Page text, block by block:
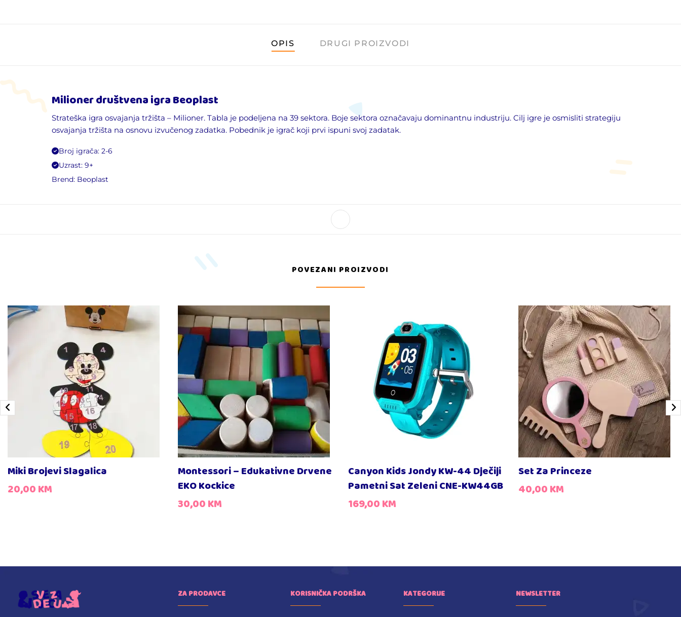
OPIS DRUGI PROIZVODI
Milionerdruštvena igraBeoplast
Strateška igra osvajanja tržišta – Milioner. Tabla je podeljena na 39 sektora. Boje sektora označavaju dominantnu industriju. Cilj igre je osmisliti strategiju
osvajanja tržišta na osnovu izvučenog zadatka. Pobednik je igrač koji prvi ispuni svoj zadatak.
Broj igrača: 2-6
Uzrast: 9+
Brend: Beoplast
POVEZANI PROIZVODI
Miki Brojevi Slagalica
20,00KM
Montessori – Edukativne Drvene
EKO Kockice
30,00KM
Canyon Kids Jondy KW-44 Dječiji
Pametni Sat Zeleni CNE-KW44GB
169,00KM
Set Za Princeze
40,00KM
ZA PRODAVCE KORISNIČKA PODRŠKA KATEGORIJE NEWSLETTER